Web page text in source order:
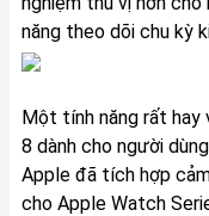
năng theo dõi chu kỳ
Một tính năng rất hay
8 dành cho người
Apple đã tích hợp
cho Apple Watch